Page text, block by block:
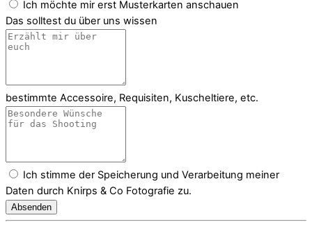
Ich möchte mir erst Musterkarten anschauen
Das solltest du über uns wissen
bestimmte Accessoire, Requisiten, Kuscheltiere, etc.
Ich stimme der Speicherung und Verarbeitung meiner
Daten durch Knirps & Co Fotografie zu.
Absenden